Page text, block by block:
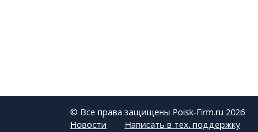
© Все права защищены Poisk-Firm.ru 2026
Новости
Написать в тех. поддержку